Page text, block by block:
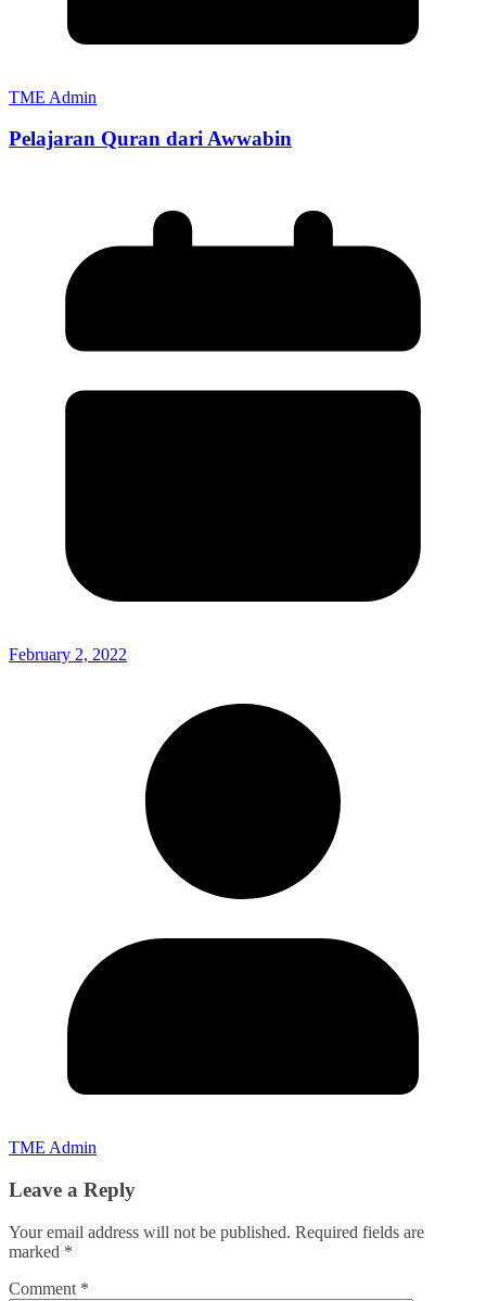
TME Admin
Pelajaran Quran dari Awwabin
February 2, 2022
TME Admin
Leave a Reply
Your email address will not be published. Required fields are
marked *
Comment *